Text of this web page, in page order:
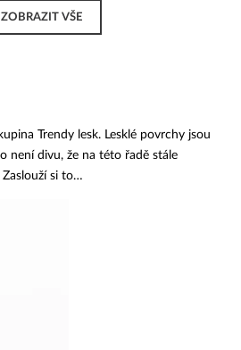
ZOBRAZIT VŠE
Trendy lesk. Lesklé povrchy jsou
není divu, že na této řadě stále
Zaslouží si to…